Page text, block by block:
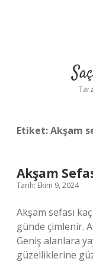
Etiket:Akşam
Akşam
Tarih: Ekim 9, 2024
Akşam sefası
günde çimlenir.
Geniş alanlara
güzelliklerine